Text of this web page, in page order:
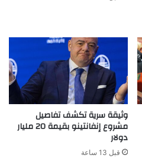
وثيقة سرية تكشف تفاصيل
مشروع إنفانتينو بقيمة 20 مليار
دولار
قبل 13 ساعة